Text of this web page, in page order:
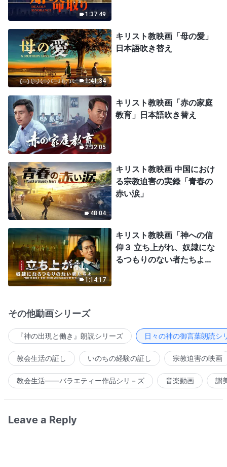
1:37:49
1:41:34
キリスト教映画「母の愛」
日本語吹き替え
2:32:05
キリスト教映画「赤の家庭
教育」日本語吹き替え
48:04
キリスト教映画 中国におけ
る宗教迫害の実録「青春の
赤い涙」
1:14:17
キリスト教映画「神への信
仰３ 立ち上がれ、奴隷にな
るつもりのない者たちよ」
その他動画シリーズ
『神の出現と働き』朗読シリーズ 日々の神の御言葉朗読シ
教会生活の証し いのちの経験の証し 宗教迫害の映画
教会生活――バラエティー作品シリ－ズ 音楽動画 讃
Leave a Reply